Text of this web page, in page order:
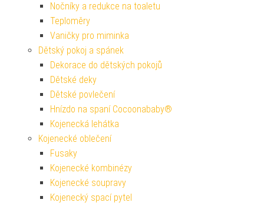
Nočníky a redukce na toaletu
Teploměry
Vaničky pro miminka
Dětský pokoj a spánek
Dekorace do dětských pokojů
Dětské deky
Dětské povlečení
Hnízdo na spaní Cocoonababy®
Kojenecká lehátka
Kojenecké oblečení
Fusaky
Kojenecké kombinézy
Kojenecké soupravy
Kojenecký spací pytel